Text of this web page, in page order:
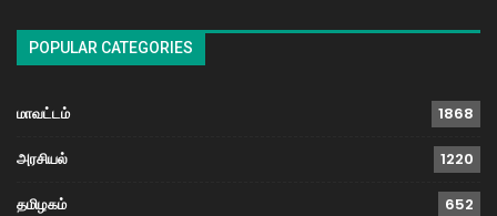
POPULAR CATEGORIES
மாவட்டம் 1868
அரசியல் 1220
தமிழகம் 652